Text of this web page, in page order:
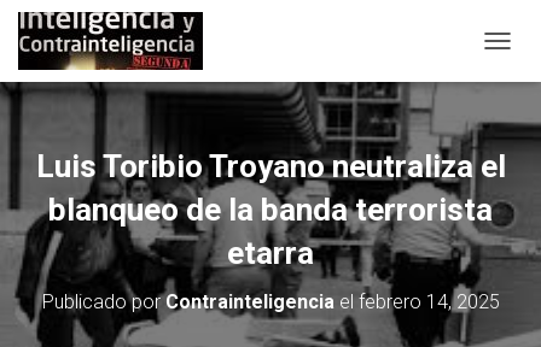
A
B
A
R
O
D
D
E
Luis Toribio Troyano neutraliza el
blanqueo de la banda terrorista
etarra
Publicado porContrainteligenciael febrero 14, 2025